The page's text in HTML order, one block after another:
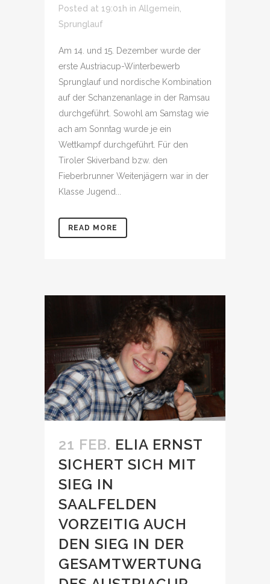
Posted at 19:01h in Allgemein
Sprunglauf
Am 14. und 15. Dezember wurde der
erste Austriacup-Winterbewerb
Sprunglauf und nordische Kombination
auf der Schanzenanlage in der Ramsau
durchgeführt. Sowohl am Samstag wie
ach am Sonntag wurde je ein
Wettkampf durchgeführt. Für den
Tiroler Skiverband bzw. den
Fieberbrunner Weitenjägern war in der
Klasse Jugend...
READ MORE
21 FEB. ELIA ERNST
SICHERT SICH MIT
SIEG IN
SAALFELDEN
VORZEITIG AUCH
DEN SIEG IN DER
GESAMTWERTUNG